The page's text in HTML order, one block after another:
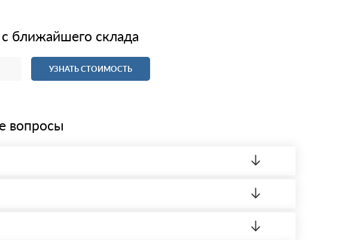
ближайшего склада
УЗНАТЬ СТОИМОСТЬ
вопросы